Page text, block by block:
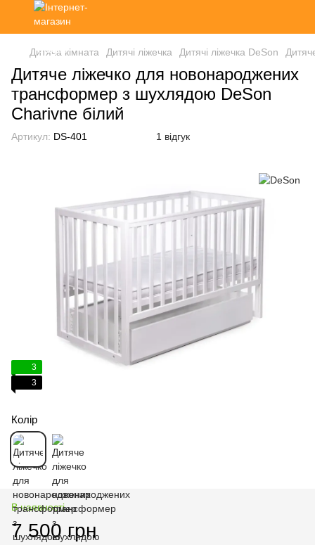
Дитяча кімната Дитячі ліжечка Дитячі ліжечка DeSon
Дитяче ліжечко для новонароджених
трансформер з шухлядою DeSon
Charivne білий
Артикул: DS-401 1 відгук
3
3
Колір
В наявності
7 500 грн